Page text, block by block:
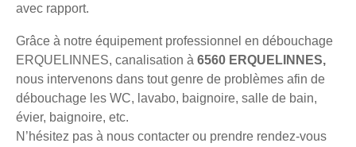
avec rapport.
Grâce à notre équipement professionnel en débouchage
ERQUELINNES, canalisation à 6560 ERQUELINNES,
nous intervenons dans tout genre de problèmes afin de
débouchage les WC, lavabo, baignoire, salle de bain,
évier, baignoire, etc.
N’hésitez pas à nous contacter ou prendre rendez-vous